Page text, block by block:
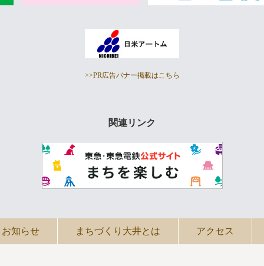
>>PR広告バナー掲載はこちら
関連リンク
お知らせ まちづくり大井とは アクセス